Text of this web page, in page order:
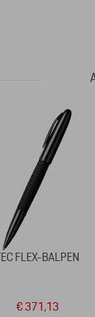
TEC FLEX-BALPEN
€ 371,13